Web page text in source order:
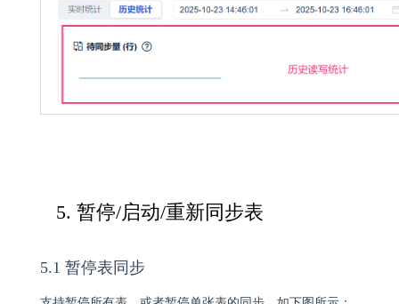
5. 暂停/启动/重新同步表
5.1 暂停表同步